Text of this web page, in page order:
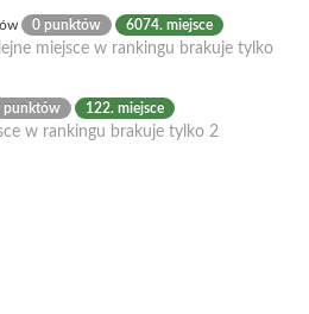
0 punktów 6074. miejsce
miejsce w rankingu brakuje tylko
punktów 122. miejsce
w rankingu brakuje tylko 2